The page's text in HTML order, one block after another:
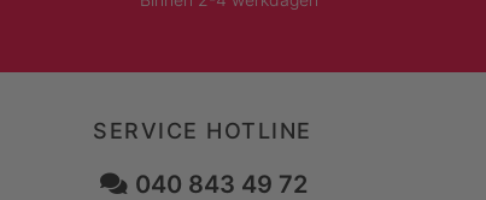
SERVICE HOTLINE
040 843 49 72